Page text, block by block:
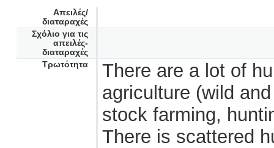
Απειλές/
διαταραχές
Σχόλιο για τις
απειλές-
διαταραχές
Τρωτότητα
There are a lot of
agriculture (wild
stock farming,
There is scattered